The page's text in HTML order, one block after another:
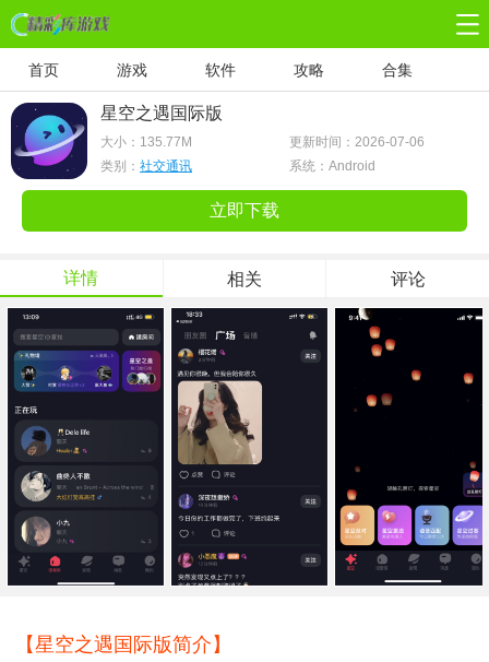
首页 游戏 软件 攻略 合集
星空之遇国际版
大小： 135.77M
更新时间：2026-07-06
类别： 社交通讯 系统：Android
立即下载
详情 相关 评论
【星空之遇国际版简介】